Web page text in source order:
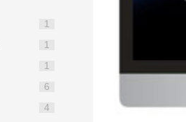
1
1
1
6
4